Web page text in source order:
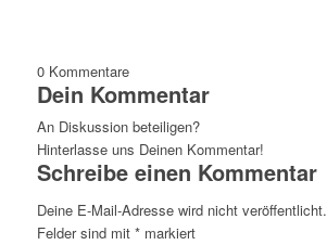
0 Kommentare
Dein Kommentar
An Diskussion beteiligen?
Hinterlasse uns Deinen Kommentar!
Schreibe einen Kommentar
Deine E-Mail-Adresse wird nicht veröffentlicht.
Felder sind mit *markiert